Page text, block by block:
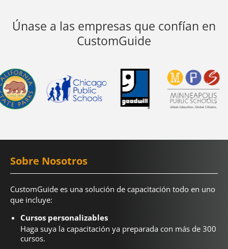
Únase a las empresas que confían en
CustomGuide
Sobre Nosotros
CustomGuide es una solución de capacitación todo en uno
que incluye:
Cursos personalizables
Haga suya la capacitación ya preparada con más de 300
cursos.